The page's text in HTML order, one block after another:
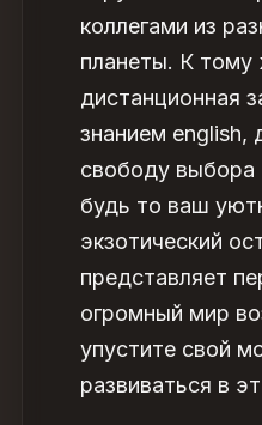
коллегами из
планеты. К тому
дистанционная
знанием english,
свободу выбора
будь то ваш
экзотический
представляет
огромный мир
упустите свой
развиваться в